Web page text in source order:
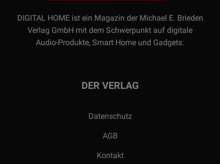
DIGITAL HOME ist ein Magazin der Michael E. Brieden
Verlag GmbH mit dem Schwerpunkt auf digitale
Audio-Produkte, Smart Home und Gadgets.
DER VERLAG
Datenschutz
AGB
Kontakt